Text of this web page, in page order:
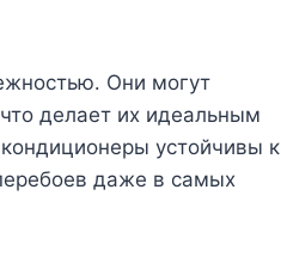
Они могут
делает их идеальным
устойчивы к
даже в самых